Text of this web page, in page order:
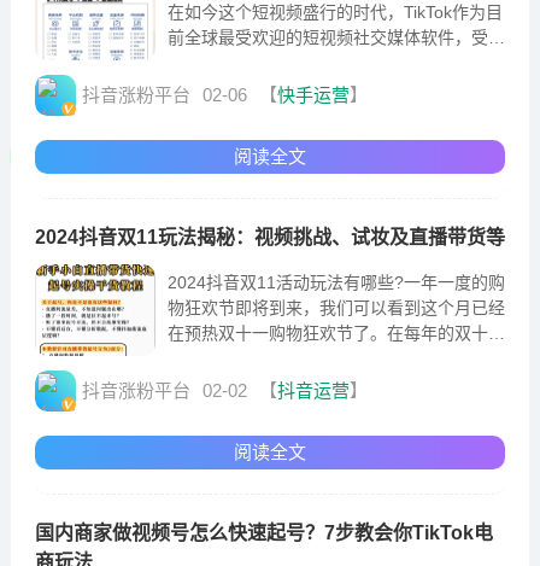
在如今这个短视频盛行的时代，TikTok作为目
前全球最受欢迎的短视频社交媒体软件，受到
当中
抖音涨粉平台 02-06 【快手运营】
阅读全文
2024抖音双11玩法揭秘：视频挑战、试妆及直播带货等
2024抖音双11活动玩法有哪些?一年一度的购
物狂欢节即将到来，我们可以看到这个月已经
在预热双十一购物狂欢节了。在每年的双十一
抖音涨粉平台 02-02 【抖音运营】
阅读全文
国内商家做视频号怎么快速起号？7步教会你TikTok电
商玩法